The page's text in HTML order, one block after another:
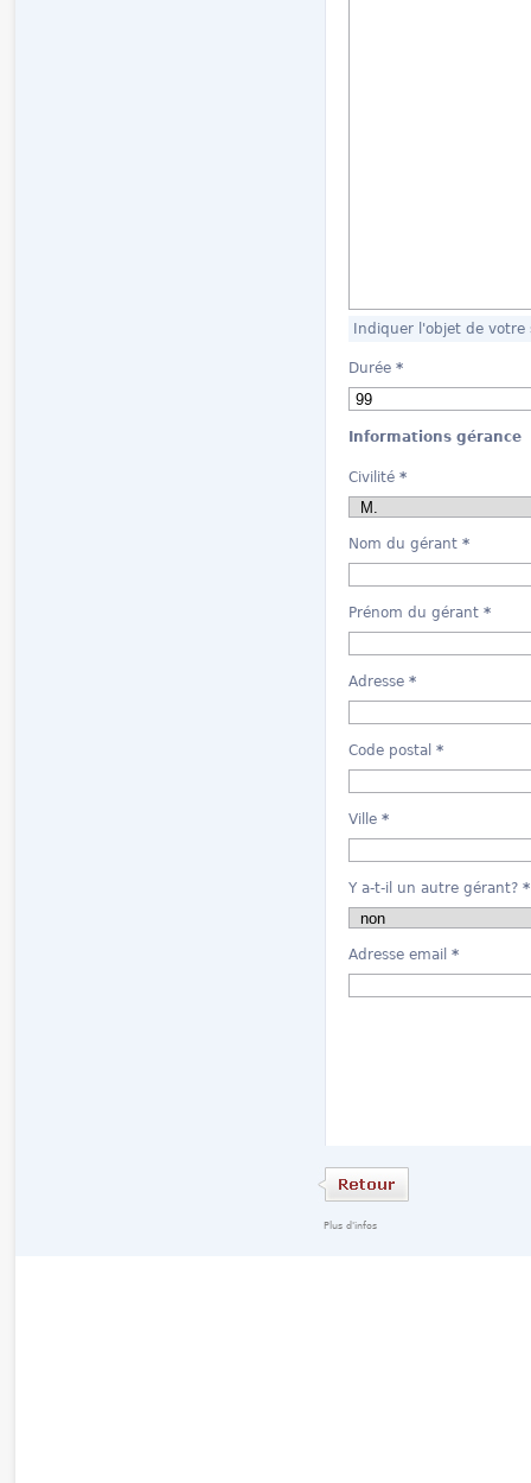
Indiquer l'objet de votre
Durée *
Informations gérance
Civilité *
Nom du gérant *
Prénom du gérant *
Adresse *
Code postal *
Ville *
Y a-t-il un autre gérant? *
Adresse email *
Plus d'infos